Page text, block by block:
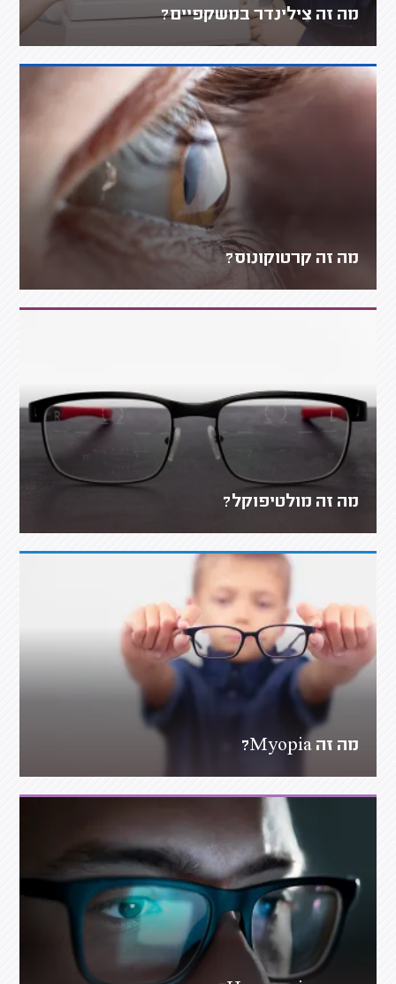
מה זה צילינדר במשקפיים?
מה זה קרטוקונוס?
מה זה מולטיפוקל?
מה זה Myopia?